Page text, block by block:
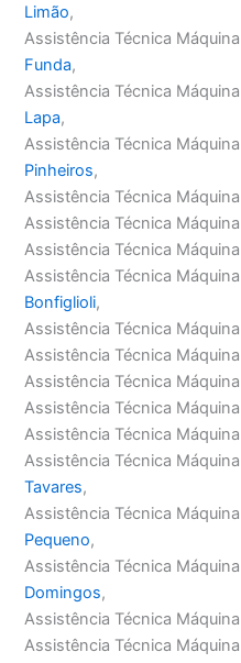
Limão,
Assistência Técnica
Funda,
Assistência Técnica
Lapa,
Assistência Técnica
Pinheiros,
Assistência Técnica
Assistência Técnica
Assistência Técnica
Assistência Técnica
Bonfiglioli,
Assistência Técnica
Assistência Técnica
Assistência Técnica
Assistência Técnica
Assistência Técnica
Assistência Técnica
Tavares,
Assistência Técnica
Pequeno,
Assistência Técnica
Domingos,
Assistência Técnica
Assistência Técnica